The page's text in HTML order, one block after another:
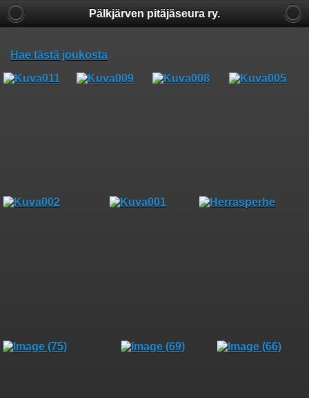
Pälkjärven pitäjäseura ry.
Hae tästä joukosta